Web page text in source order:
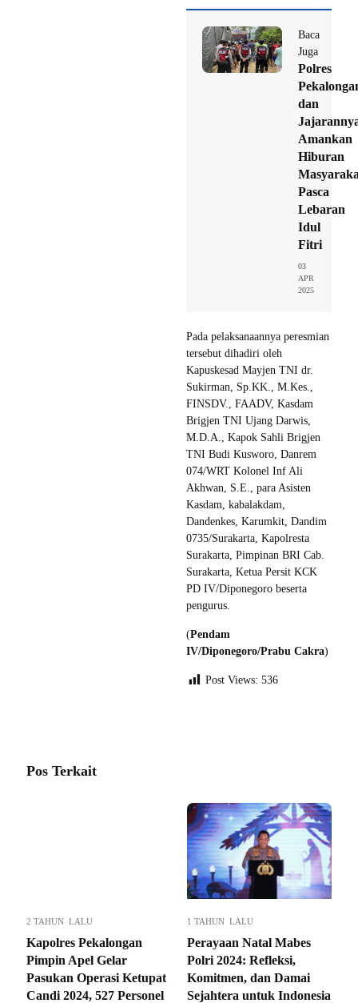
Baca
Juga
Polres
dan
Amankan
Hiburan
Pasca
Lebaran
Idul
Fitri
03
APR
2025
Pada pelaksanaannya peresmian
tersebut dihadiri oleh
Kapuskesad Mayjen TNI dr.
Sukirman, Sp.KK., M.Kes.,
FINSDV., FAADV, Kasdam
Brigjen TNI Ujang Darwis,
M.D.A., Kapok Sahli Brigjen
TNI Budi Kusworo, Danrem
074/WRT Kolonel Inf Ali
Akhwan, S.E., para Asisten
Kasdam, kabalakdam,
Dandenkes, Karumkit, Dandim
0735/Surakarta, Kapolresta
Surakarta, Pimpinan BRI Cab.
Surakarta, Ketua Persit KCK
PD IV/Diponegoro beserta
pengurus.
(Pendam
IV/Diponegoro/Prabu Cakra)
Post Views: 536
Pos Terkait
2 TAHUN LALU
Kapolres Pekalongan
Pimpin Apel Gelar
Pasukan Operasi Ketupat
Candi 2024, 527 Personel
1 TAHUN LALU
Perayaan Natal Mabes
Polri 2024: Refleksi,
Komitmen, dan Damai
Sejahtera untuk Indonesia